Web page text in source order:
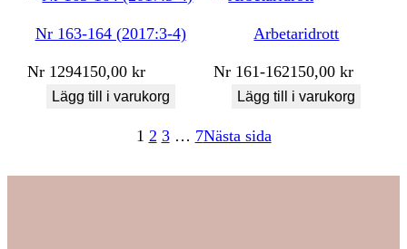
Nr 163-164 (2017:3-4)
Nr 1294150,00kr
Lägg till i varukorg
Arbetaridrott
Nr 161-162150,00kr
Lägg till i varukorg
1 2 3 … 7Nästa sida